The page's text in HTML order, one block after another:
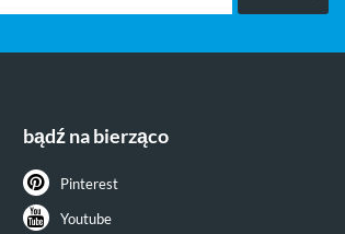
bądź na bierząco
Pinterest
Youtube